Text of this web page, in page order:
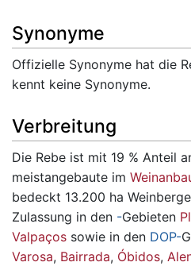
Synonyme
Offizielle Synonyme hat die
kennt keine Synonyme.
Verbreitung
Die Rebe ist mit 19 % Anteil
meistangebaute im
bedeckt 13.200 ha
Zulassung in den -Gebieten
Valpaços sowie in den DOP-
Varosa, Bairrada, Óbidos,